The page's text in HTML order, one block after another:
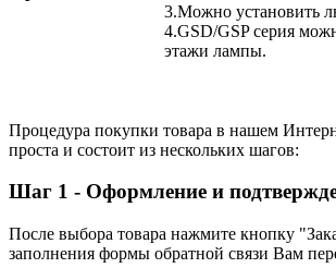
3.Можно установить
4.GSD/GSP серия
этажи лампы.
Процедура покупки товара в нашем
проста и состоит из нескольких шагов:
Шаг 1 - Оформление и
После выбора товара нажмите кнопку
заполнения формы обратной связи Вам